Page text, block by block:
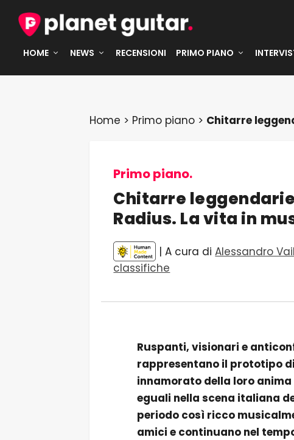
HOME NEWS RECENSIONI PRIMO PIANO
Home > Primo piano > Chitarre
Primo piano.
Chitarre
Radius. La vita in
| A cura diAlessandro
classifiche
Ruspanti, visionari e
rappresentano il prototipo
innamorato della loro
eguali nella scena italiana
periodo così ricco
amici e continuano nel